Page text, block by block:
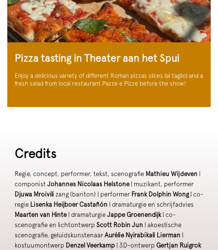
Pizza tasting in Theater aan het Spui
Enjoy a delicious variety of different Roman pizzas slices (al taglio) and a
fresh salad from local restaurant Pazze e Pizze before the show!
Credits
Regie, concept, performer, tekst, scenografie Mathieu Wijdeven
componist Johannes Nicolaas Helstone | muzikant, performer
Djuwa Mroivili zang (bariton) | performer Frank Dolphin Wong| co-
regie Lisenka Heijboer Castañón | dramaturgie en schrijfadvies
Maarten van Hinte | dramaturgie Jappe Groenendijk| co-
scenografie en lichtontwerp Scott Robin Jun | akoestische
scenografie, geluidskunstenaar Aurélie Nyirabikali Lierman
kostuumontwerp Denzel Veerkamp | 3D-ontwerp Gertjan Ruigrok